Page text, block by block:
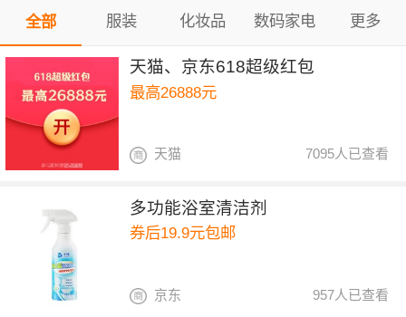
全部 服装 化妆品 数码家电 更多
天猫、京东618超级红包
最高26888元
7095人已查看
天猫
多功能浴室清洁剂
券后19.9元包邮
957人已查看
京东